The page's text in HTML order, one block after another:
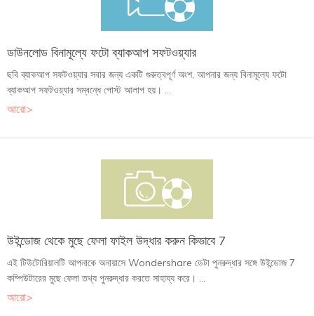
ডাউনলোড বিনামূল্যে ফটো ব্যাকআপ সফটওয়্যার
ছবি ব্যাকআপ সফটওয়্যার সবার জন্য একটি গুরুত্বপূর্ণ অংশ, আপনার জন্য বিনামূল্যে ফটো
ব্যাকআপ সফটওয়্যার সম্বন্ধে পোস্ট আলাপ হয়। ...
আরো>
উইন্ডোজ থেকে মুছে ফেলা ফাইল উদ্ধার করুন কিভাবে 7
এই টিউটোরিয়ালটি আপনাকে অনায়াসে Wondershare ডেটা পুনরুদ্ধার সঙ্গে উইন্ডোজ 7
কম্পিউটারের মুছে ফেলা তথ্য পুনরুদ্ধার করতে সাহায্য করে। ...
আরো>